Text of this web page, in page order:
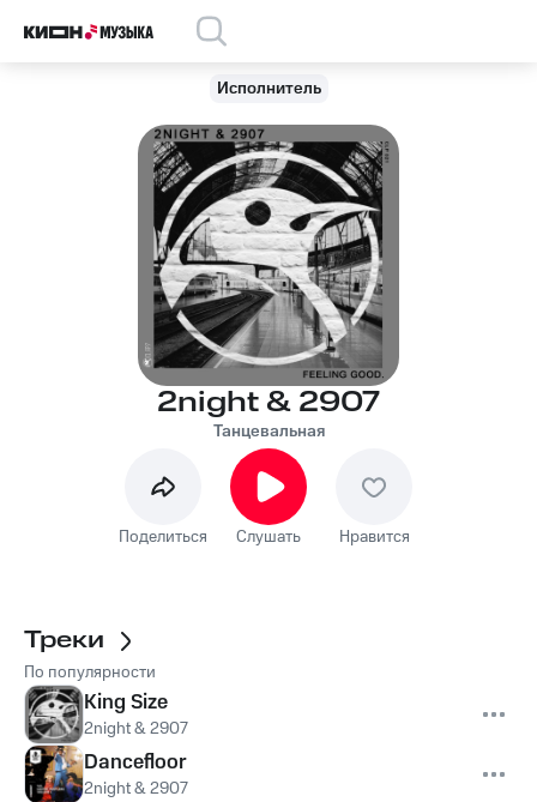
Исполнитель
2night & 2907
Танцевальная
Поделиться Слушать Нравится
Треки
По популярности
King Size
2night & 2907
Dancefloor
2night & 2907